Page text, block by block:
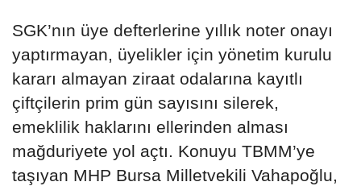
SGK’nın üye defterlerine yıllık noter onayı
yaptırmayan, üyelikler için yönetim kurulu
kararı almayan ziraat odalarına kayıtlı
çiftçilerin prim gün sayısını silerek,
emeklilik haklarını ellerinden alması
mağduriyete yol açtı. Konuyu TBMM’ye
taşıyan MHP Bursa Milletvekili Vahapoğlu,